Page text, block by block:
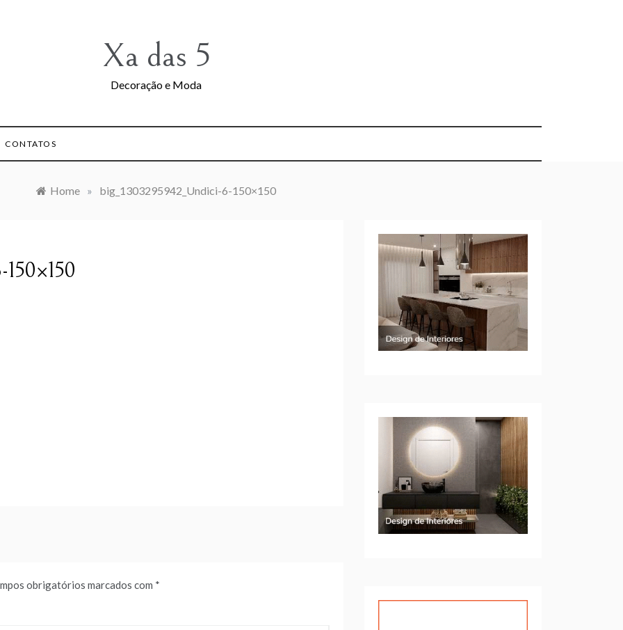
Xa das 5
Decoração e Moda
CONTATOS
Home » big_1303295942_Undici-6-150×150
obrigatórios marcados com *